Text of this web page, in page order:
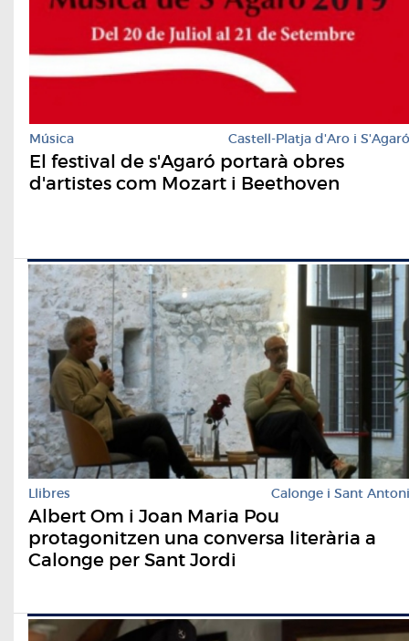
Música Castell-Platja d'Aro i S'Agaró
El festival de s'Agaró portarà obres
d'artistes com Mozart i Beethoven
Llibres Calonge i Sant Antoni
Albert Om i Joan Maria Pou
protagonitzen una conversa literària a
Calonge per Sant Jordi